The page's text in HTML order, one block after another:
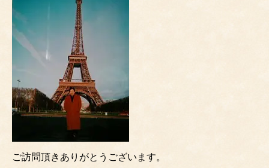
ご訪問頂きありがとうございます。